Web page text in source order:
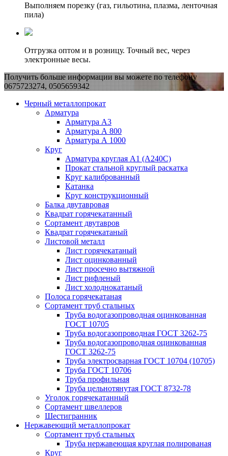
Выполняем порезку (газ, гильотина, плазма, ленточная
пила)
Отгрузка оптом и в розницу. Точный вес, через
электронные весы.
Получить больше информации вы можете по телефону
0675723274, 0505659342
Черный металлопрокат
Арматура
Арматура А3
Арматура А 800
Арматура А 1000
Круг
Арматура круглая А1 (А240C)
Прокат стальной круглый раскатка
Круг калиброванный
Катанка
Круг конструкционный
Балка двутавровая
Квадрат горячекатанный
Сортамент двутавров
Квадрат горячекатаный
Листовой металл
Лист горячекатаный
Лист оцинкованный
Лист просечно вытяжной
Лист рифленый
Лист холоднокатаный
Полоса горячекатаная
Сортамент труб стальных
Труба водогазопроводная оцинкованная
ГОСТ 10705
Труба водогазопроводная ГОСТ 3262-75
Труба водогазопроводная оцинкованная
ГОСТ 3262-75
Труба электросварная ГОСТ 10704 (10705)
Труба ГОСТ 10706
Труба профильная
Труба цельнотянутая ГОСТ 8732-78
Уголок горячекатанный
Сортамент швеллеров
Шестигранник
Нержавеющий металлопрокат
Сортамент труб стальных
Труба нержавеющая круглая полированая
Круг